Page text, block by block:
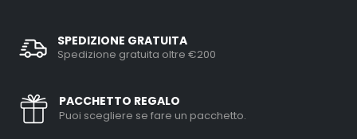
SPEDIZIONE GRATUITA
Spedizione gratuita oltre €200
PACCHETTO REGALO
Puoi scegliere se fare un pacchetto.